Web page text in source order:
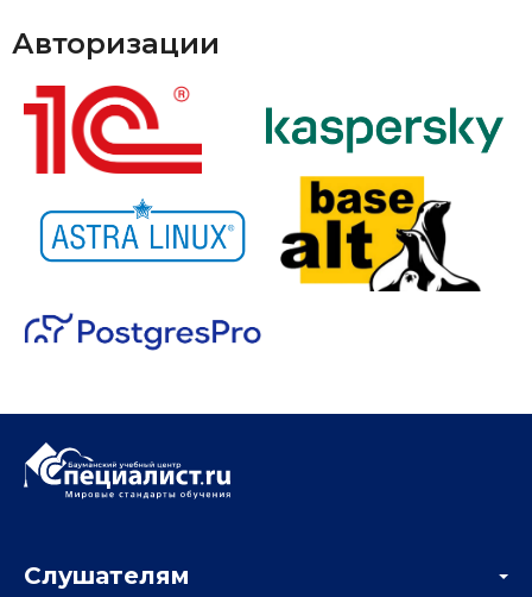
Авторизации
Слушателям